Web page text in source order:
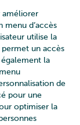
améliorer
menu d’accès
utilise la
un accès
la
de
pour une
optimiser la